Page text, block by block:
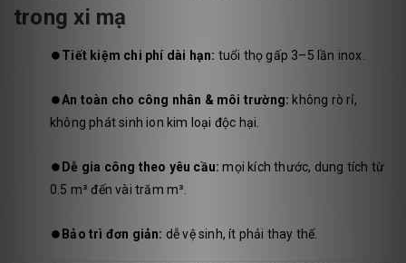
trong xi mạ
⏺️Tiết kiệm chi phí dài hạn: tuổi thọ gấp 3–5 lần inox.
⏺️An toàn cho công nhân & môi trường: không rò rỉ,
không phát sinh ion kim loại độc hại.
⏺️ Dễ gia công theo yêu cầu: mọi kích thước, dung tích từ
0.5 m³ đến vài trăm m³.
⏺️ Bảo trì đơn giản: dễ vệ sinh, ít phải thay thế.